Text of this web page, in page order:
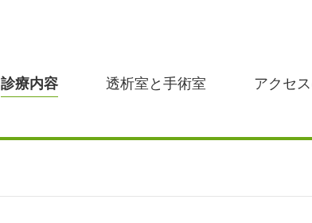
診療内容 透析室と手術室 アクセ